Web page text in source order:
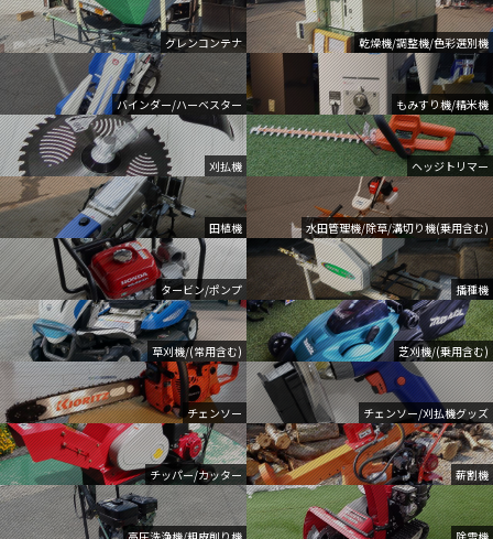
グレンコンテナ 乾燥機/調整機/色彩選別機
バインダー/ハーベスター もみすり機/精米機
刈払機 ヘッジトリマー
田植機 水田管理機/除草/溝切り機(乗用含む)
タービン/ポンプ 播種機
草刈機/(常用含む) 芝刈機/(乗用含む)
チェンソー チェンソー/刈払機グッズ
チッパー/カッター 薪割機